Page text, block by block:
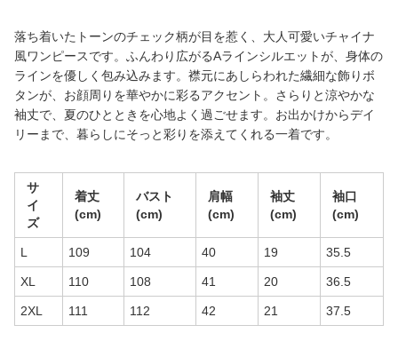
落ち着いたトーンのチェック柄が目を惹く、大人可愛いチャイナ
風ワンピースです。ふんわり広がるAラインシルエットが、身体の
ラインを優しく包み込みます。襟元にあしらわれた繊細な飾りボ
タンが、お顔周りを華やかに彩るアクセント。さらりと涼やかな
袖丈で、夏のひとときを心地よく過ごせます。お出かけからデイ
リーまで、暮らしにそっと彩りを添えてくれる一着です。
サ
イ
ズ
着丈
(cm)
バスト
(cm)
肩幅
(cm)
袖丈
(cm)
袖口
(cm)
L 109 104 40 19 35.5
XL 110 108 41 20 36.5
2XL 111 112 42 21 37.5